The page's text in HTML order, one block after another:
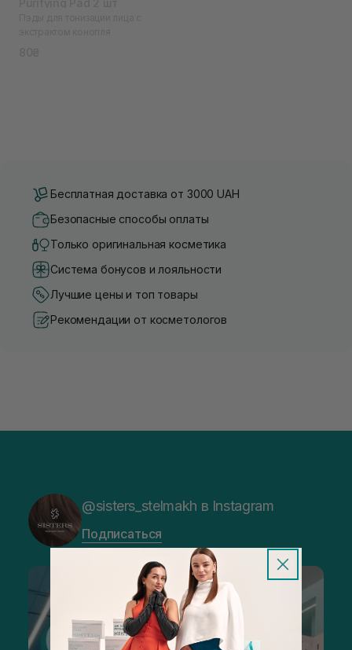
Бесплатная доставка от 3000 UAH
Безопасные способы оплаты
Только оригинальная косметика
Система бонусов и лояльности
Лучшие цены и топ товары
Рекомендации от косметологов
@sisters_stelmakh в Instagram
Подписаться